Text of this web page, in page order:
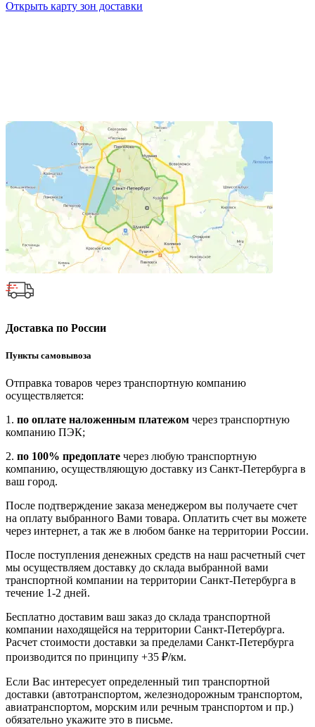
Открыть карту зон доставки
Доставка по России
Пункты самовывоза
Отправка товаров через транспортную компанию
осуществляется:
1. по оплате наложенным платежом через транспортную
компанию ПЭК;
2. по 100% предоплате через любую транспортную
компанию, осуществляющую доставку из Санкт-Петербурга в
ваш город.
После подтверждение заказа менеджером вы получаете счет
на оплату выбранного Вами товара. Оплатить счет вы можете
через интернет, а так же в любом банке на территории России.
После поступления денежных средств на наш расчетный счет
мы осуществляем доставку до склада выбранной вами
транспортной компании на территории Санкт-Петербурга в
течение 1-2 дней.
Бесплатно доставим ваш заказ до склада транспортной
компании находящейся на территории Санкт-Петербурга.
Расчет стоимости доставки за пределами Санкт-Петербурга
производится по принципу +35 ₽/км.
Если Вас интересует определенный тип транспортной
доставки (автотранспортом, железнодорожным транспортом,
авиатранспортом, морским или речным транспортом и пр.)
обязательно укажите это в письме.